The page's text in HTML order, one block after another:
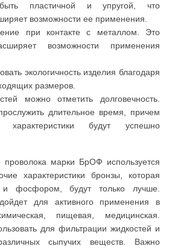
пластичной и упругой, что
возможности ее применения.
при контакте с металлом. Это
возможности применения
экологичность изделия благодаря
размеров.
можно отметить долговечность.
длительное время, причем
будут успешно
марки БрОФ используется
характеристики бронзы, которая
и фосфором, будут только лучше.
для активного применения в
пищевая, медицинская.
для фильтрации жидкостей и
сыпучих веществ. Важно